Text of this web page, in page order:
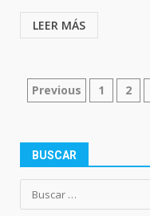
LEER MÁS
NAVEGACIÓN
DE
Previous 1 2
BUSCAR
Buscar: